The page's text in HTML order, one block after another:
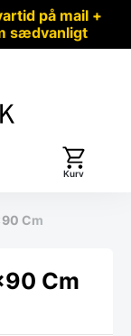
på mail +
sædvanligt
Kurv
Cm
Cm